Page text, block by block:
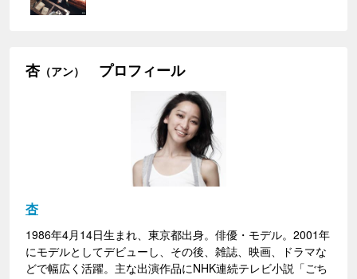
杏 （アン） プロフィール
杏
1986年4月14日生まれ、東京都出身。俳優・モデル。2001年
にモデルとしてデビューし、その後、雑誌、映画、ドラマな
どで幅広く活躍。主な出演作品にNHK連続テレビ小説「ごち